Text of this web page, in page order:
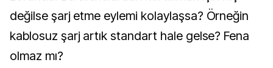
değilse şarj etme eylemi kolaylaşsa? Örneğin
kablosuz şarj artık standart hale gelse? Fena
olmaz mı?